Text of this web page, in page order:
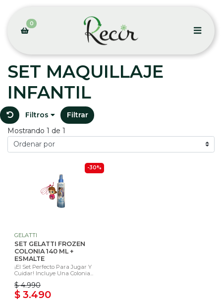
0
SET MAQUILLAJE
INFANTIL
Filtros
Filtrar
Mostrando 1 de 1
-30%
GELATTI
SET GELATTI FROZEN
COLONIA 140 ML +
ESMALTE
¡El Set Perfecto Para Jugar Y
Cuidar! Incluye Una Colonia...
$ 4.990
$ 3.490